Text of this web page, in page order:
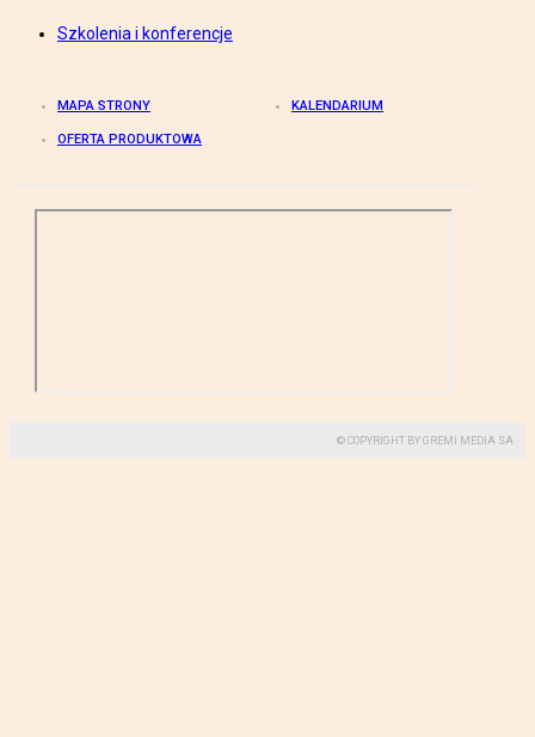
Szkolenia i konferencje
MAPA STRONY KALENDARIUM
OFERTA PRODUKTOWA
© COPYRIGHT BY GREMI MEDIA SA